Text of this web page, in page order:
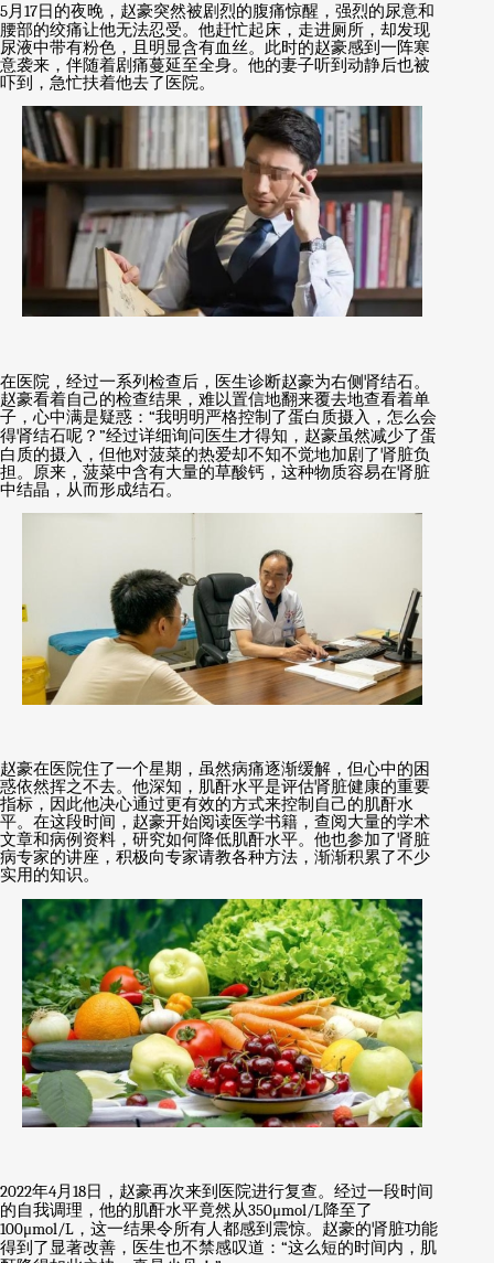
5月17日的夜晚，赵豪突然被剧烈的腹痛惊醒，强烈的尿意和
腰部的绞痛让他无法忍受。他赶忙起床，走进厕所，却发现
尿液中带有粉色，且明显含有血丝。此时的赵豪感到一阵寒
意袭来，伴随着剧痛蔓延至全身。他的妻子听到动静后也被
吓到，急忙扶着他去了医院。
在医院，经过一系列检查后，医生诊断赵豪为右侧肾结石。
赵豪看着自己的检查结果，难以置信地翻来覆去地查看着单
子，心中满是疑惑： “我明明严格控制了蛋白质摄入，怎么会
得肾结石呢？ ”经过详细询问医生才得知，赵豪虽然减少了蛋
白质的摄入，但他对菠菜的热爱却不知不觉地加剧了肾脏负
担。原来，菠菜中含有大量的草酸钙，这种物质容易在肾脏
中结晶，从而形成结石。
赵豪在医院住了一个星期，虽然病痛逐渐缓解，但心中的困
惑依然挥之不去。他深知，肌酐水平是评估肾脏健康的重要
指标，因此他决心通过更有效的方式来控制自己的肌酐水
平。在这段时间，赵豪开始阅读医学书籍，查阅大量的学术
文章和病例资料，研究如何降低肌酐水平。他也参加了肾脏
病专家的讲座，积极向专家请教各种方法，渐渐积累了不少
实用的知识。
2022年4月 18日，赵豪再次来到医院进行复查。经过一段时间
的自我调理，他的肌酐水平竟然从350μmol/L降至了
100μmol/L ，这一结果令所有人都感到震惊。赵豪的肾脏功能
得到了显著改善，医生也不禁感叹道： “这么短的时间内，肌